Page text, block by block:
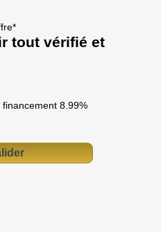
*
tout vérifié et
8.99%